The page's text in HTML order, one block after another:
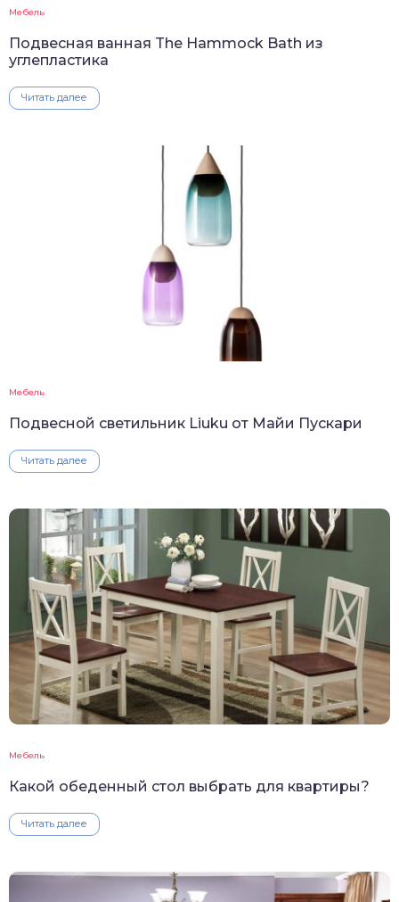
Мебель
Подвесная ванная The Hammock Bath из
углепластика
Читать далее
Мебель
Подвесной светильник Liuku от Майи Пускари
Читать далее
Мебель
Какой обеденный стол выбрать для квартиры?
Читать далее